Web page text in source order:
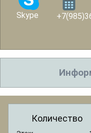
Skype
Количество